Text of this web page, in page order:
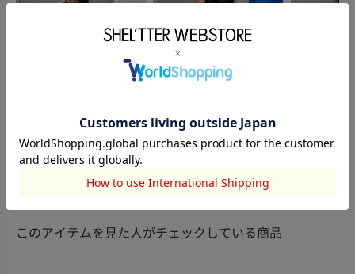
HeRIN.CYE
武井 恵美
168cm
このアイテムを見た人がチェックしている商品